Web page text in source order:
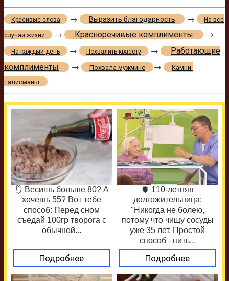
Красивые слова → Выразить благодарность → На все
случаи жизни → Красноречивые комплименты →
На каждый день → Похвалить красоту →
Работающие
комплименты
→ Похвала мужчине →
Камни-
талисманы
🩱 Весишь больше 80? А
хочешь 55? Вот тебе
способ: Перед сном
съедай 100гр творога с
обычной...
Подробнее
🫀 110-летняя
долгожительница:
"Никогда не болею,
потому что чищу сосуды
уже 35 лет. Простой
способ - пить...
Подробнее